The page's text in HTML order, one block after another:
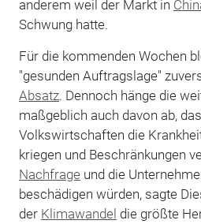
anderem weil der Markt in
Schwung hatte.
Für die kommenden Wochen
"gesunden Auftragslage"
Absatz. Dennoch hänge die
maßgeblich auch davon ab,
Volkswirtschaften die
kriegen und Beschränkungen
Nachfrage und die
beschädigen würden, sagte
der Klimawandel die größte